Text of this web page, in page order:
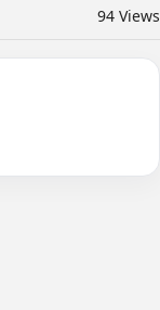
94 Views